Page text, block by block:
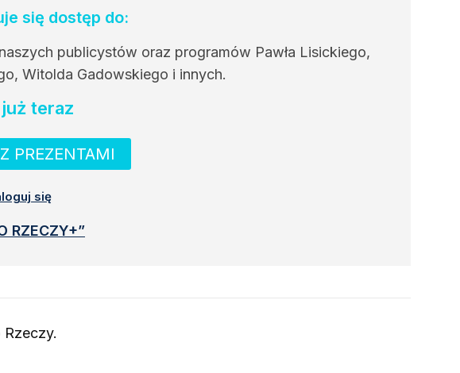
się dostęp do:
publicystów oraz programów Pawła Lisickiego,
Witolda Gadowskiego i innych.
teraz
PREZENTAMI
się
RZECZY+”
Rzeczy.